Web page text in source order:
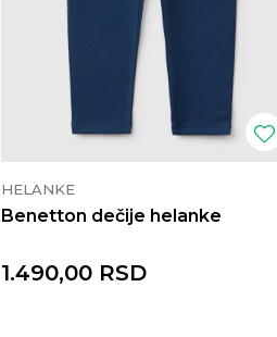
HELANKE
Benetton dečije helanke
1.490,00 RSD